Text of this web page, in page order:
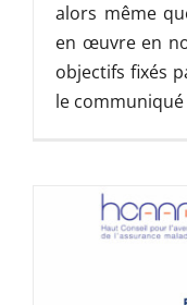
alors même
en œuvre en
objectifs fixés
le communiqué